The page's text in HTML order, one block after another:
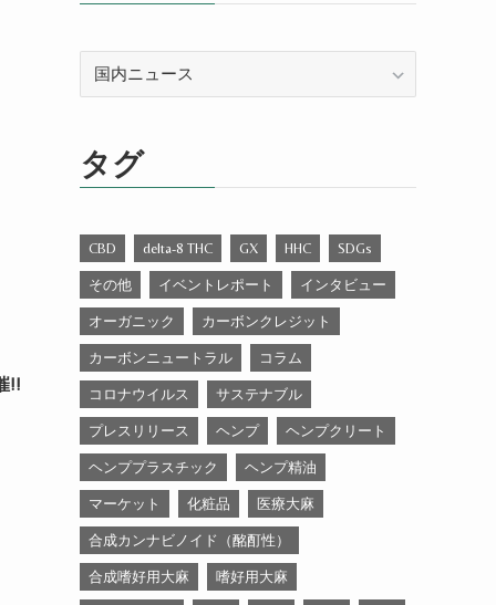
!!
ー
タグ
CBD delta-8 THC GX HHC SDGs
その他 イベントレポート インタビュー
オーガニック カーボンクレジット
カーボンニュートラル コラム
コロナウイルス サステナブル
プレスリリース ヘンプ ヘンプクリート
ヘンププラスチック ヘンプ精油
マーケット 化粧品 医療大麻
合成カンナビノイド（酩酊性）
合成嗜好用大麻 嗜好用大麻